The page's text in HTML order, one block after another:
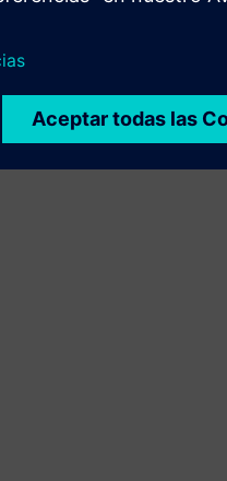
cliente a implementarlo,